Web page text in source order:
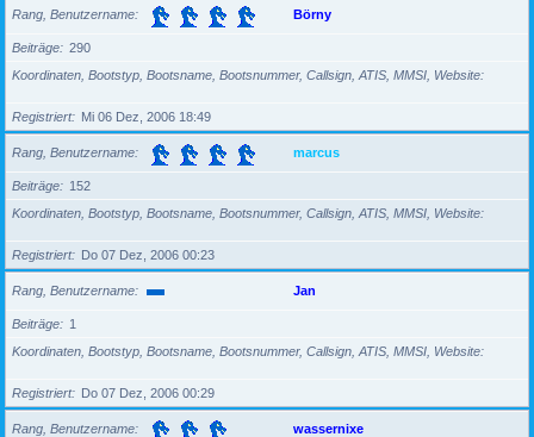
Rang, Benutzername Börny
Beiträge
290
Koordinaten, Bootstyp, Bootsname, Bootsnummer, Callsign, ATIS, MMSI, Website
Registriert Mi 06 Dez, 2006 18:49
Rang, Benutzername marcus
Beiträge
152
Koordinaten, Bootstyp, Bootsname, Bootsnummer, Callsign, ATIS, MMSI, Website
Registriert Do 07 Dez, 2006 00:23
Rang, Benutzername Jan
Beiträge
1
Koordinaten, Bootstyp, Bootsname, Bootsnummer, Callsign, ATIS, MMSI, Website
Registriert Do 07 Dez, 2006 00:29
Rang, Benutzername wassernixe